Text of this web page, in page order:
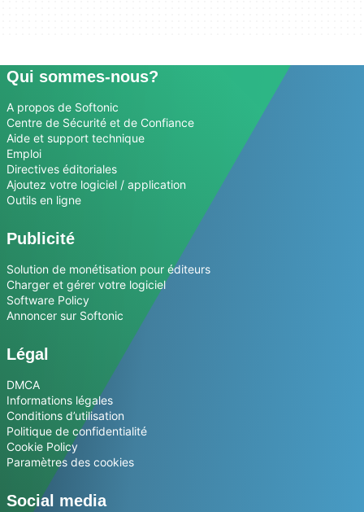
Qui sommes-nous?
A propos de Softonic
Centre de Sécurité et de Confiance
Aide et support technique
Emploi
Directives éditoriales
Ajoutez votre logiciel / application
Outils en ligne
Publicité
Solution de monétisation pour éditeurs
Charger et gérer votre logiciel
Software Policy
Annoncer sur Softonic
Légal
DMCA
Informations légales
Conditions d’utilisation
Politique de confidentialité
Cookie Policy
Paramètres des cookies
Social media